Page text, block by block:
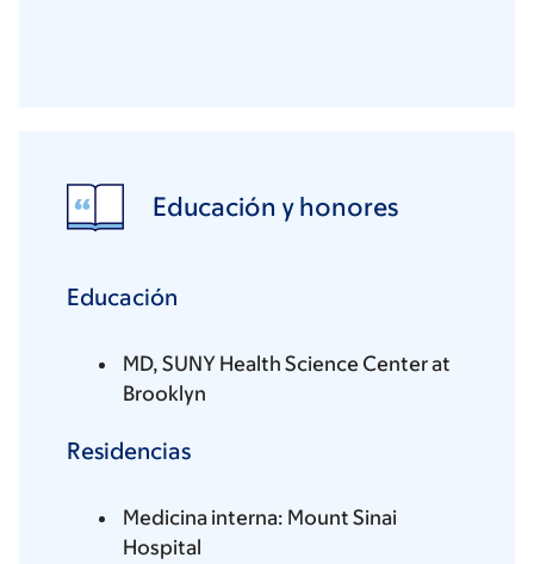
Educación y honores
Educación
MD, SUNY Health Science Center at
Brooklyn
Residencias
Medicina interna: Mount Sinai
Hospital